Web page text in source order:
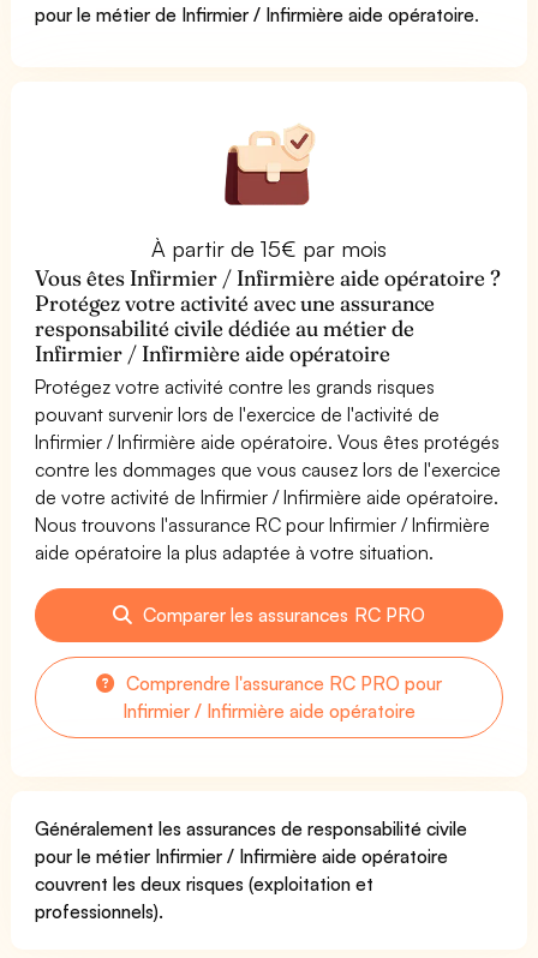
pour le métier de Infirmier / Infirmière aide opératoire.
À partir de 15€ par mois
Vous êtes Infirmier / Infirmière aide opératoire ?
Protégez votre activité avec une assurance
responsabilité civile dédiée au métier de
Infirmier / Infirmière aide opératoire
Protégez votre activité contre les grands risques
pouvant survenir lors de l'exercice de l'activité de
Infirmier / Infirmière aide opératoire. Vous êtes protégés
contre les dommages que vous causez lors de l'exercice
de votre activité de Infirmier / Infirmière aide opératoire.
Nous trouvons l'assurance RC pour Infirmier / Infirmière
aide opératoire la plus adaptée à votre situation.
Comparer les assurances RC PRO
Comprendre l'assurance RC PRO pour
Infirmier / Infirmière aide opératoire
Généralement les assurances de responsabilité civile
pour le métier Infirmier / Infirmière aide opératoire
couvrent les deux risques (exploitation et
professionnels).